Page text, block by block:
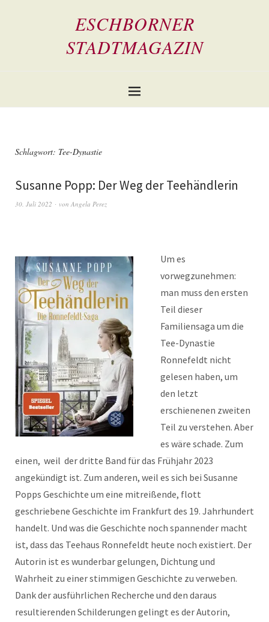
ESCHBORNER
STADTMAGAZIN
Schlagwort: Tee-Dynastie
Susanne Popp: Der Weg der Teehändlerin
30. Juli 2022 von Angela Perez
Um es
vorwegzunehmen:
man muss den ersten
Teil dieser
Familiensaga um die
Tee-Dynastie
Ronnefeldt nicht
gelesen haben, um
den letzt
erschienenen zweiten
Teil zu verstehen. Aber
es wäre schade. Zum
einen, weil der dritte Band für das Frühjahr 2023
angekündigt ist. Zum anderen, weil es sich bei Susanne
Popps Geschichte um eine mitreißende, flott
geschriebene Geschichte im Frankfurt des 19. Jahrhundert
handelt. Und was die Geschichte noch spannender macht
ist, dass das Teehaus Ronnefeldt heute noch existiert. Der
Autorin ist es wunderbar gelungen, Dichtung und
Wahrheit zu einer stimmigen Geschichte zu verweben.
Dank der ausführlichen Recherche und den daraus
resultierenden Schilderungen gelingt es der Autorin,